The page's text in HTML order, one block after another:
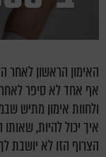
האימון הראשון לאחר
אף אחד לא סיפר
ולחוות אימון מתיש
איך יכול להיות,
הצרוף הזו לא יושבת